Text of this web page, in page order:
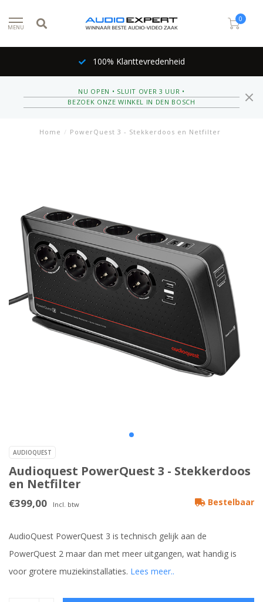
MENU
0
100% Klanttevredenheid
NU OPEN • SLUIT OVER 3 UUR •
BEZOEK ONZE WINKEL IN DEN BOSCH
Home / PowerQuest 3 - Stekkerdoos en Netfilter
AUDIOQUEST
Audioquest PowerQuest 3 - Stekkerdoos
en Netfilter
€399,00 Incl. btw Bestelbaar
AudioQuest PowerQuest 3 is technisch gelijk aan de
PowerQuest 2 maar dan met meer uitgangen, wat handig is
voor grotere muziekinstallaties. Lees meer..